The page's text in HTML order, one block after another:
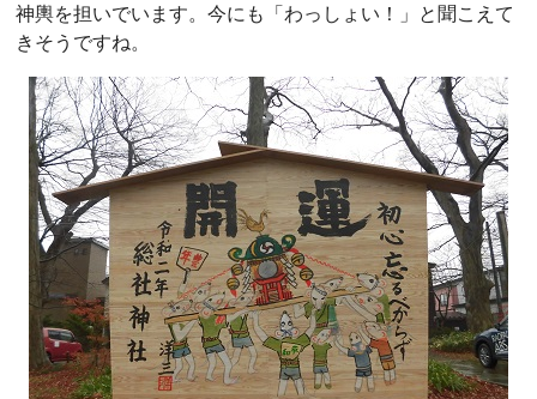
神輿を担いでいます。今にも「わっしょい！」と聞こえて
きそうですね。